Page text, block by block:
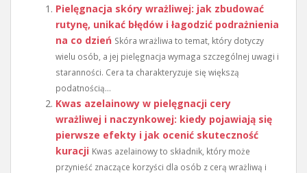
Pielęgnacja skóry wrażliwej: jak zbudować
rutynę, unikać błędów i łagodzić podrażnienia
na co dzień Skóra wrażliwa to temat, który dotyczy
wielu osób, a jej pielęgnacja wymaga szczególnej uwagi i
staranności. Cera ta charakteryzuje się większą
podatnością...
Kwas azelainowy w pielęgnacji cery
wrażliwej i naczynkowej: kiedy pojawiają się
pierwsze efekty i jak ocenić skuteczność
kuracji Kwas azelainowy to składnik, który może
przynieść znaczące korzyści dla osób z cerą wrażliwą i